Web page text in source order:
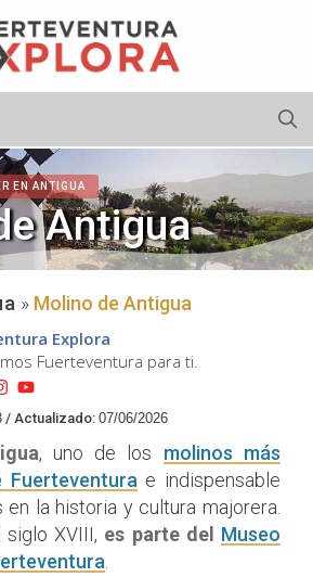
EN ANTIGUA
Antigua
» Molino de Antigua
Explora
Fuerteventura para ti.
/ Actualizado: 07/06/2026
, uno de los molinos más
Fuerteventura e indispensable
en la historia y cultura majorera.
XVIII, es parte del Museo